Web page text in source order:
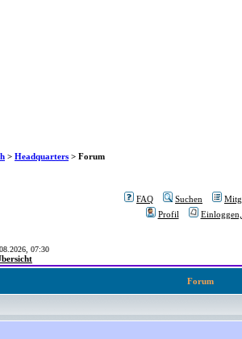
> Headquarters > Forum
FAQ Suchen
Profil
07:30
Forum